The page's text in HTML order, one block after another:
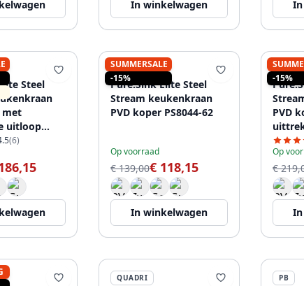
In winkelwagen
Steel
met
uitloop
(6)
SUMMERSALE
-15%
PURE.SINK
Pure.Sink Elite Steel
Stream keukenkraan
PVD koper PS8044-62
Op voorraad
€ 139,00€ 118,15
In winkelwagen
-15%
PVD
Op
€
QUADRI PB